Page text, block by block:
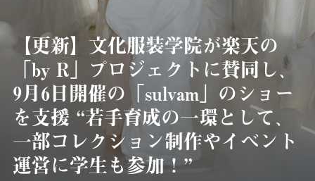
【更新】文化服装学院が楽天の
「by R」プロジェクトに賛同し、
9月6日開催の「sulvam」のショー
を支援 “若手育成の一環として、
一部コレクション制作やイベント
運営に学生も参加！”